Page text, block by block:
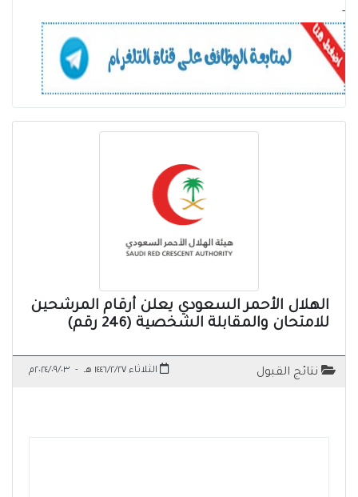
-
الهلال الأحمر السعودي يعلن أرقام المرشحين
للامتحان والمقابلة الشخصية (246 رقم)
نتائج القبول الثلاثاء ١٤٤٦/٢/٢٧ هـ - ٢٠٢٤/٠٩/٠٣م